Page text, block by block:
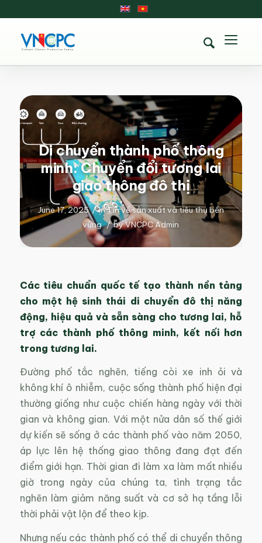
Di chuyển thành phố thông
minh: Chuyển đổi tương lai
giao thông đô thị
June 17, 2025 / inTin về sản xuất và tiêu thụ bền
vững / byVNCPC Admin
Các tiêu chuẩn quốc tế tạo thành nền tảng
cho một hệ sinh thái di chuyển đô thị năng
động, hiệu quả và sẵn sàng cho tương lai, hỗ
trợ các thành phố thông minh, kết nối hơn
trong tương lai.
Đường phố tắc nghẽn, tiếng còi xe inh ỏi và
không khí ô nhiễm, cuộc sống thành phố hiện đại
thường giống như cuộc chiến hàng ngày với thời
gian và không gian. Với một nửa dân số thế giới
dự kiến sẽ sống ở các thành phố vào năm 2050,
áp lực lên hệ thống giao thông đang đạt đến
điểm giới hạn. Thời gian đi làm xa làm mất nhiều
giờ trong ngày của chúng ta, tình trạng tắc
nghẽn làm giảm năng suất và cơ sở hạ tầng lỗi
thời phải vật lộn để theo kịp.
Nhưng nếu các thành phố có thể di chuyển thông